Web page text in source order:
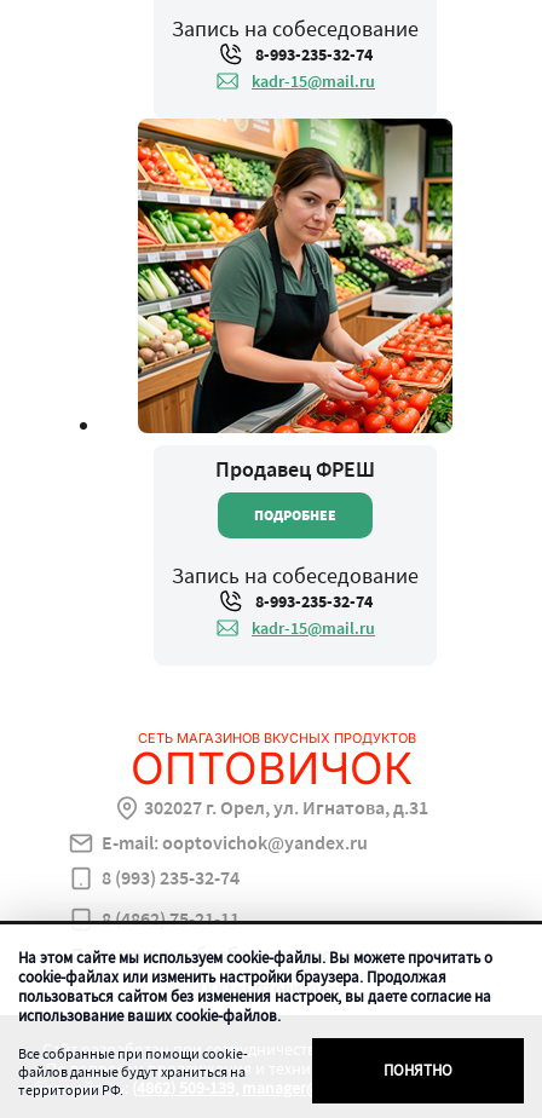
Запись на собеседование
8-993-235-32-74
kadr-15@mail.ru
Продавец ФРЕШ
ПОДРОБНЕЕ
Запись на собеседование
8-993-235-32-74
kadr-15@mail.ru
СЕТЬ МАГАЗИНОВ ВКУСНЫХ ПРОДУКТОВ
ОПТОВИЧОК
302027 г. Орел, ул. Игнатова, д.31
E-mail: ooptovichok@yandex.ru
8 (993) 235-32-74
8 (4862) 75-21-11
Политика по обработке персональных данных
©ООО «Оптовичок»
Сайт разработан при сотрудничестве с ООО «Регион центр».
По вопросам продвижения и технической поддержки сайта
обращайтесь:
На этом сайте мы используем cookie-файлы. Вы можете прочитать о
cookie-файлах или изменить настройки браузера. Продолжая
пользоваться сайтом без изменения настроек, вы даете согласие на
использование ваших cookie-файлов.
Все собранные при помощи cookie-
файлов данные будут храниться на
территории РФ.
ПОНЯТНО